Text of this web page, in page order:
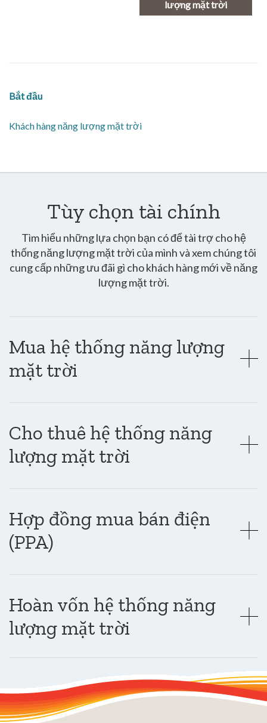
lượng mặt trời
Bắt đầu
Khách hàng năng lượng mặt trời
Tùy chọn tài chính
Tìm hiểu những lựa chọn bạn có để tài trợ cho hệ
thống năng lượng mặt trời của mình và xem chúng tôi
cung cấp những ưu đãi gì cho khách hàng mới về năng
lượng mặt trời.
Mua hệ thống năng lượng
mặt trời
Cho thuê hệ thống năng
lượng mặt trời
Hợp đồng mua bán điện
(PPA)
Hoàn vốn hệ thống năng
lượng mặt trời